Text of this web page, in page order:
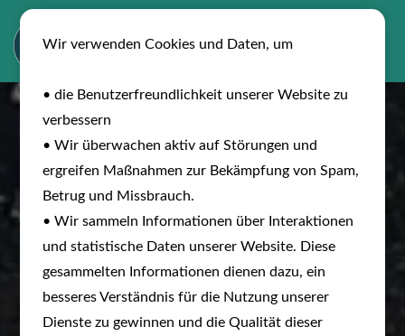
Wir verwenden Cookies und Daten, um
• die Benutzerfreundlichkeit unserer Website zu
verbessern
• Wir überwachen aktiv auf Störungen und
ergreifen Maßnahmen zur Bekämpfung von Spam,
Betrug und Missbrauch.
• Wir sammeln Informationen über Interaktionen
und statistische Daten unserer Website. Diese
gesammelten Informationen dienen dazu, ein
besseres Verständnis für die Nutzung unserer
Dienste zu gewinnen und die Qualität dieser